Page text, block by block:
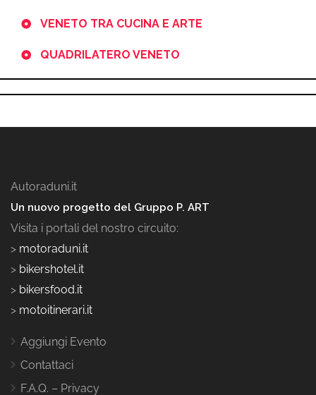
VENETO TRA CUCINA E ARTE
QUADRILATERO VENETO
Autoraduni.it
Un nuovo progetto del Gruppo P. ART
Visita i portali del nostro circuito:
> motoraduni.it
> bikershotel.it
> bikersfood.it
> motoitinerari.it
Aggiungi Evento
Contattaci
F.A.Q. – Privacy